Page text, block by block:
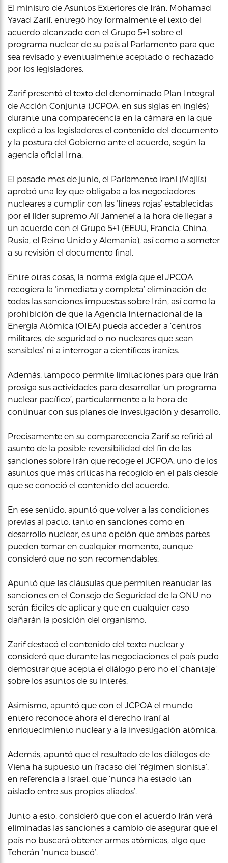
El ministro de Asuntos Exteriores de Irán, Mohamad
Yavad Zarif, entregó hoy formalmente el texto del
acuerdo alcanzado con el Grupo 5+1 sobre el
programa nuclear de su país al Parlamento para que
sea revisado y eventualmente aceptado o rechazado
por los legisladores.
Zarif presentó el texto del denominado Plan Integral
de Acción Conjunta (JCPOA, en sus siglas en inglés)
durante una comparecencia en la cámara en la que
explicó a los legisladores el contenido del documento
y la postura del Gobierno ante el acuerdo, según la
agencia oficial Irna.
El pasado mes de junio, el Parlamento iraní (Majlís)
aprobó una ley que obligaba a los negociadores
nucleares a cumplir con las ‘líneas rojas’ establecidas
por el líder supremo Alí Jameneí a la hora de llegar a
un acuerdo con el Grupo 5+1 (EEUU, Francia, China,
Rusia, el Reino Unido y Alemania), así como a someter
a su revisión el documento final.
Entre otras cosas, la norma exigía que el JPCOA
recogiera la ‘inmediata y completa’ eliminación de
todas las sanciones impuestas sobre Irán, así como la
prohibición de que la Agencia Internacional de la
Energía Atómica (OIEA) pueda acceder a ‘centros
militares, de seguridad o no nucleares que sean
sensibles’ ni a interrogar a científicos iraníes.
Además, tampoco permite limitaciones para que Irán
prosiga sus actividades para desarrollar ‘un programa
nuclear pacífico’, particularmente a la hora de
continuar con sus planes de investigación y desarrollo.
Precisamente en su comparecencia Zarif se refirió al
asunto de la posible reversibilidad del fin de las
sanciones sobre Irán que recoge el JCPOA, uno de los
asuntos que más críticas ha recogido en el país desde
que se conoció el contenido del acuerdo.
En ese sentido, apuntó que volver a las condiciones
previas al pacto, tanto en sanciones como en
desarrollo nuclear, es una opción que ambas partes
pueden tomar en cualquier momento, aunque
consideró que no son recomendables.
Apuntó que las cláusulas que permiten reanudar las
sanciones en el Consejo de Seguridad de la ONU no
serán fáciles de aplicar y que en cualquier caso
dañarán la posición del organismo.
Zarif destacó el contenido del texto nuclear y
consideró que durante las negociaciones el país pudo
demostrar que acepta el diálogo pero no el ‘chantaje’
sobre los asuntos de su interés.
Asimismo, apuntó que con el JCPOA el mundo
entero reconoce ahora el derecho iraní al
enriquecimiento nuclear y a la investigación atómica.
Además, apuntó que el resultado de los diálogos de
Viena ha supuesto un fracaso del ‘régimen sionista’,
en referencia a Israel, que ‘nunca ha estado tan
aislado entre sus propios aliados’.
Junto a esto, consideró que con el acuerdo Irán verá
eliminadas las sanciones a cambio de asegurar que el
país no buscará obtener armas atómicas, algo que
Teherán ‘nunca buscó’.